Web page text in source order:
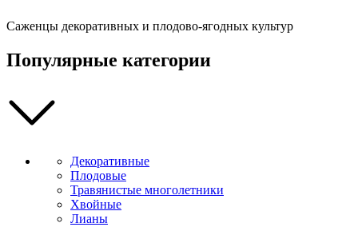
Саженцы декоративных и плодово-ягодных культур
Популярные категории
Декоративные
Плодовые
Травянистые многолетники
Хвойные
Лианы